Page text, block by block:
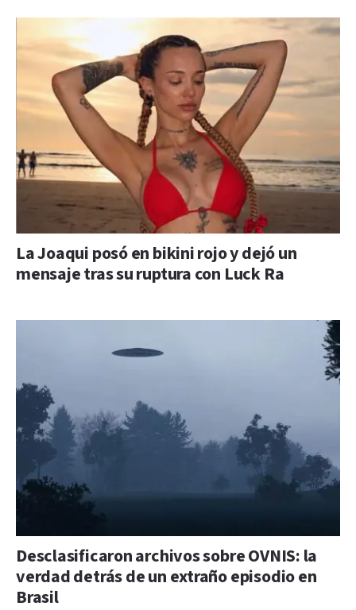
La Joaqui posó en bikini rojo y dejó un
mensaje tras su ruptura con Luck Ra
Desclasificaron archivos sobre OVNIS: la
verdad detrás de un extraño episodio en
Brasil